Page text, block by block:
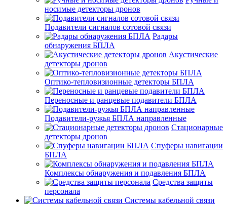
носимые детекторы дронов
Подавители сигналов сотовой связи
Радары
обнаружения БПЛА
Акустические
детекторы дронов
Оптико-тепловизионные детекторы БПЛА
Переносные и ранцевые подавители БПЛА
Подавители-ружья БПЛА направленные
Стационарные
детекторы дронов
Спуферы навигации
БПЛА
Комплексы обнаружения и подавления БПЛА
Средства защиты
персонала
Системы кабельной связи